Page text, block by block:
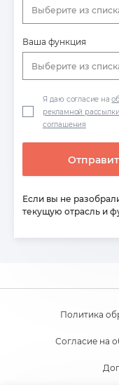
Выберите из
Ваша функция
Выберите из
Я даю согласие на
рекламной рассылки
соглашения
Если вы не
текущую отрасль и
Политика
Согласие на